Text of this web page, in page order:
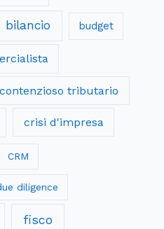
bilancio budget
contenzioso tributario
crisi d'impresa
CRM
diligence
fisco